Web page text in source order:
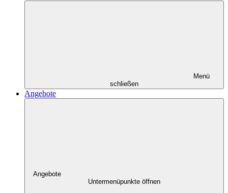
Menü
schließen
Angebote
Angebote
Untermenüpunkte öffnen